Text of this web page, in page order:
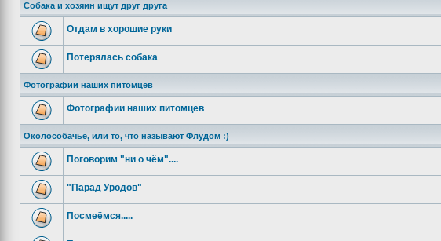
Собака и хозяин ищут друг друга
Отдам в хорошие руки
Потерялась собака
Фотографии наших питомцев
Фотографии наших питомцев
Околособачье, или то, что называют Флудом :)
Поговорим "ни о чём"....
"Парад Уродов"
Посмеёмся.....